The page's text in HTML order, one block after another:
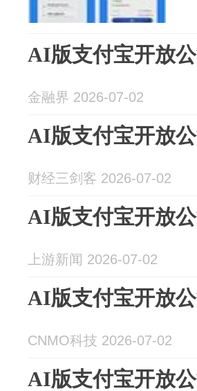
AI版支付宝开放
金融界 2026-07-02
AI版支付宝开放
财经三剑客 2026-07-02
AI版支付宝开放
上游新闻 2026-07-02
AI版支付宝开放
CNMO科技 2026-07-02
AI版支付宝开放